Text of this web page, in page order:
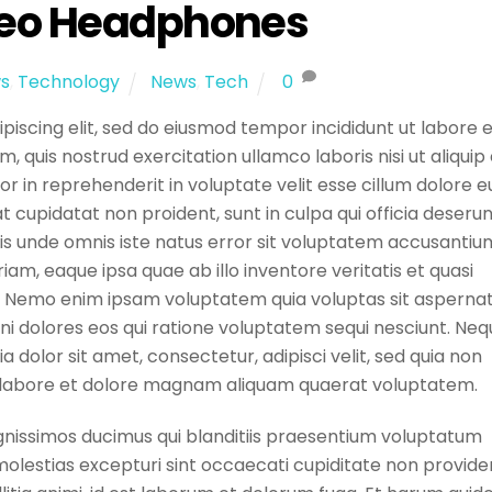
Headphones
Technology News Tech
0
elit, sed do eiusmod tempor incididunt ut labore
quis nostrud exercitation ullamco laboris nisi ut aliquip
in reprehenderit in voluptate velit esse cillum dolore
cupidatat non proident, sunt in culpa qui officia
unde omnis iste natus error sit voluptatem
eaque ipsa quae ab illo inventore veritatis et quasi
enim ipsam voluptatem quia voluptas sit
dolores eos qui ratione voluptatem sequi nesciunt.
dolor sit amet, consectetur, adipisci velit, sed quia non
et dolore magnam aliquam quaerat voluptatem.
ducimus qui blanditiis praesentium voluptatum
excepturi sint occaecati cupiditate non